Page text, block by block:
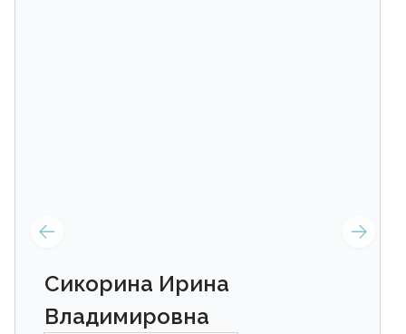
Сикорина Ирина
Владимировна